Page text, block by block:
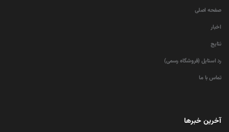
صفحه اصلی
اخبار
نتایج
رد استایل (فروشگاه رسمی)
تماس با ما
آخرین خبرها